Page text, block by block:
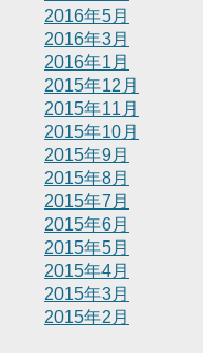
2016年5月
2016年3月
2016年1月
2015年12月
2015年11月
2015年10月
2015年9月
2015年8月
2015年7月
2015年6月
2015年5月
2015年4月
2015年3月
2015年2月